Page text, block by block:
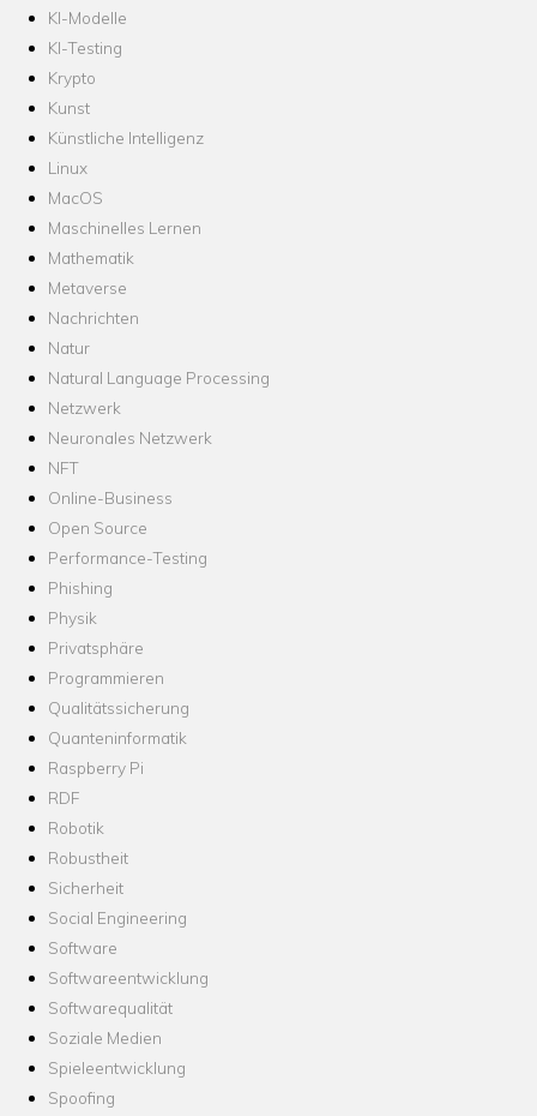
KI-Modelle
KI-Testing
Krypto
Kunst
Künstliche Intelligenz
Linux
MacOS
Maschinelles Lernen
Mathematik
Metaverse
Nachrichten
Natur
Natural Language Processing
Netzwerk
Neuronales Netzwerk
NFT
Online-Business
Open Source
Performance-Testing
Phishing
Physik
Privatsphäre
Programmieren
Qualitätssicherung
Quanteninformatik
Raspberry Pi
RDF
Robotik
Robustheit
Sicherheit
Social Engineering
Software
Softwareentwicklung
Softwarequalität
Soziale Medien
Spieleentwicklung
Spoofing